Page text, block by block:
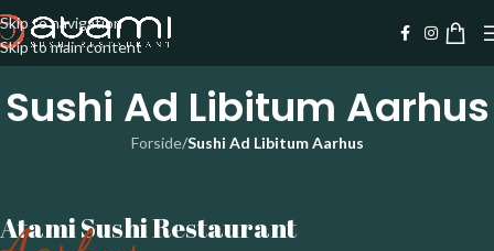
Skip to navigation
Skip to main content
Sushi Ad Libitum Aarhus
Forside/Sushi Ad Libitum Aarhus
Atami Sushi Restaurant